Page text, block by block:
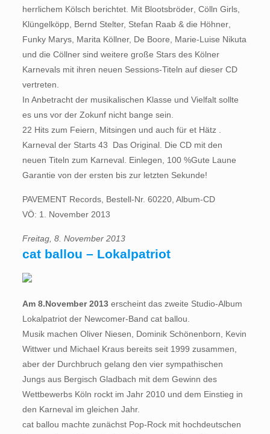
herrlichem Kölsch berichtet. Mit Blootsbröder, Cölln Girls,
Klüngelköpp, Bernd Stelter, Stefan Raab & die Höhner,
Funky Marys, Marita Köllner, De Boore, Marie-Luise Nikuta
und die Cöllner sind weitere große Stars des Kölner
Karnevals mit ihren neuen Sessions-Titeln auf dieser CD
vertreten.
In Anbetracht der musikalischen Klasse und Vielfalt sollte
es uns vor der Zokunf nicht bange sein.
22 Hits zum Feiern, Mitsingen und auch für et Hätz .
Karneval der Starts 43  Das Original. Die CD mit den
neuen Titeln zum Karneval. Einlegen, 100 %Gute Laune
Garantie von der ersten bis zur letzten Sekunde!
PAVEMENT Records, Bestell-Nr. 60220, Album-CD
VÖ: 1. November 2013
Freitag, 8. November 2013
cat ballou – Lokalpatriot
Am 8.November 2013erscheint das zweite Studio-Album
Lokalpatriot der Newcomer-Band cat ballou.
Musik machen Oliver Niesen, Dominik Schönenborn, Kevin
Wittwer und Michael Kraus bereits seit 1999 zusammen,
aber der Durchbruch gelang den vier sympathischen
Jungs aus Bergisch Gladbach mit dem Gewinn des
Wettbewerbs Köln rockt im Jahr 2010 und dem Einstieg in
den Karneval im gleichen Jahr.
cat ballou machte zunächst Pop-Rock mit hochdeutschen